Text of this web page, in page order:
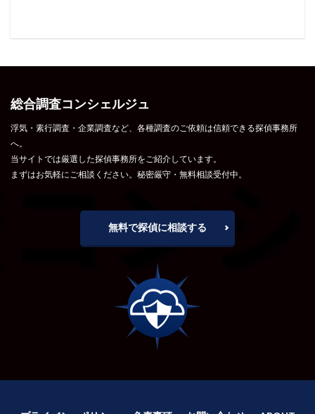
総合調査コンシェルジュ
浮気・素行調査・企業調査など、各種調査のご依頼は信頼できる探偵事務所
へ。
当サイトでは厳選した探偵事務所をご紹介しています。
まずはお気軽にご相談ください。秘密厳守・無料相談受付中。
無料で探偵に相談する